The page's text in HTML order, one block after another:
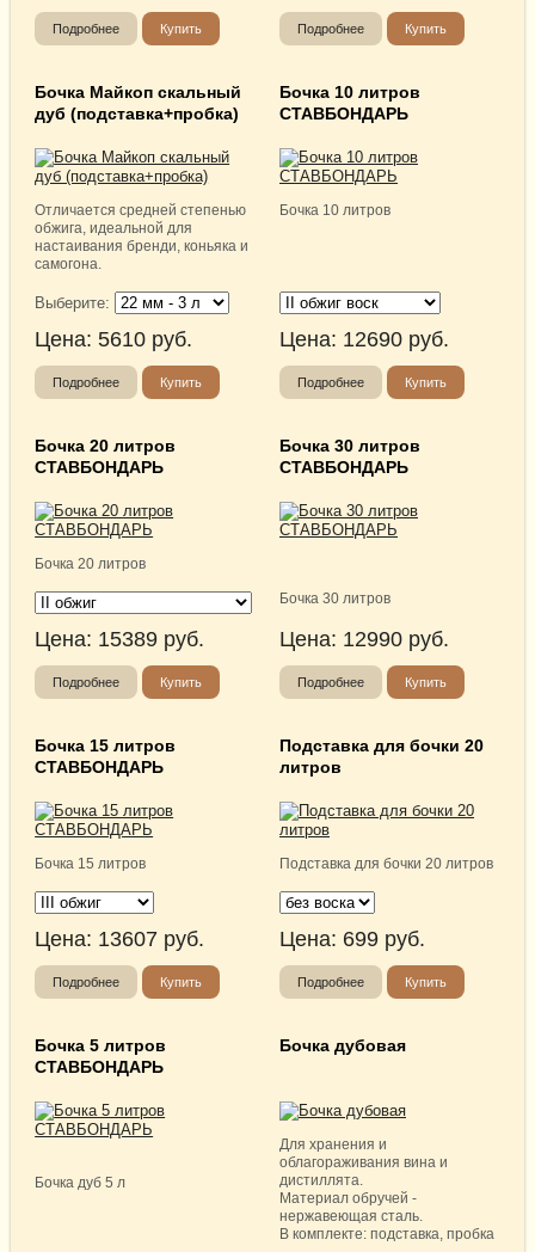
Подробнее Купить Подробнее Купить
Бочка Майкоп скальный
дуб (подставка+пробка)
Отличается средней степенью
обжига, идеальной для
настаивания бренди, коньяка и
самогона.
Выберите:
Цена:5610 руб.
Подробнее Купить
Бочка 10 литров
СТАВБОНДАРЬ
Бочка 10 литров
Цена: 12690 руб.
Подробнее Купить
Бочка 20 литров
СТАВБОНДАРЬ
Бочка 20 литров
Цена: 15389 руб.
Подробнее Купить
Бочка 30 литров
СТАВБОНДАРЬ
Бочка 30 литров
Цена: 12990 руб.
Подробнее Купить
Бочка 15 литров
СТАВБОНДАРЬ
Бочка 15 литров
Цена: 13607 руб.
Подробнее Купить
Подставка для бочки 20
литров
Подставка для бочки 20 литров
Цена: 699 руб.
Подробнее Купить
Бочка 5 литров
СТАВБОНДАРЬ
Бочка дуб 5 л
Бочка дубовая
Для хранения и
облагораживания вина и
дистиллята.
Материал обручей -
нержавеющая сталь.
В комплекте: подставка, пробка